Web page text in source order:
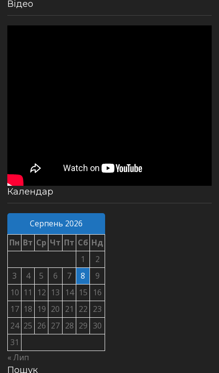
Відео
Календар
Серпень 2026
Пн Вт Ср Чт Пт Сб Нд
1
2
3
4 5 6 7 8
9
10 11 12 13 14 15
16
17 18 19 20 21 22 23
24 25 26 27 28 29 30
31
« Лип
Пошук